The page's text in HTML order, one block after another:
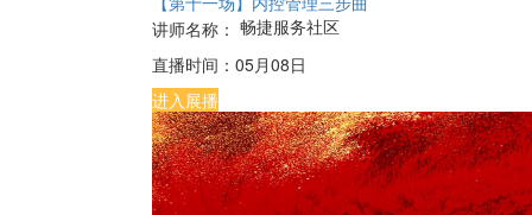
讲师名称： 畅捷服务社区
直播时间： 05月08日
进入展播